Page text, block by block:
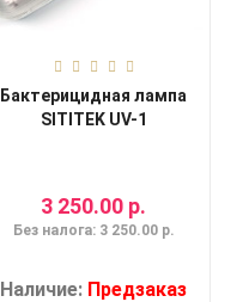
Бактерицидная лампа
SITITEK UV-1
3 250.00 р.
Без налога: 3 250.00 р.
Наличие: Предзаказ